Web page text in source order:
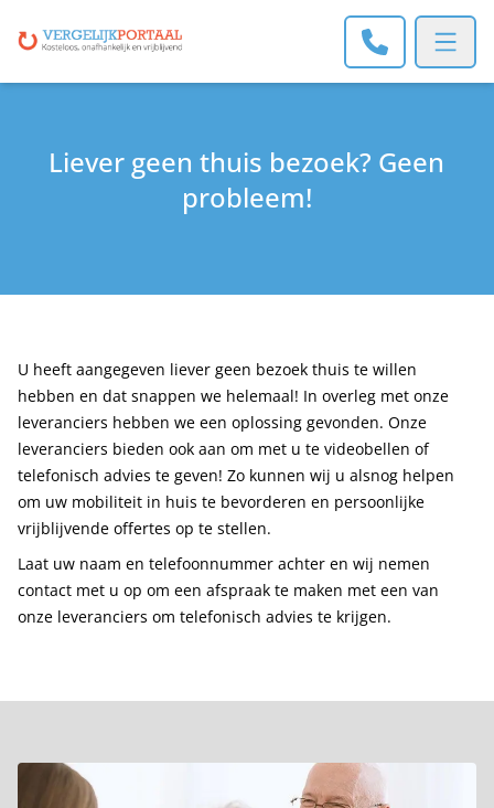
Open
Liever geen thuis bezoek? Geen
probleem!
U heeft aangegeven liever geen bezoek thuis te willen
hebben en dat snappen we helemaal! In overleg met onze
leveranciers hebben we een oplossing gevonden. Onze
leveranciers bieden ook aan om met u te videobellen of
telefonisch advies te geven! Zo kunnen wij u alsnog helpen
om uw mobiliteit in huis te bevorderen en persoonlijke
vrijblijvende offertes op te stellen.
Laat uw naam en telefoonnummer achter en wij nemen
contact met u op om een afspraak te maken met een van
onze leveranciers om telefonisch advies te krijgen.